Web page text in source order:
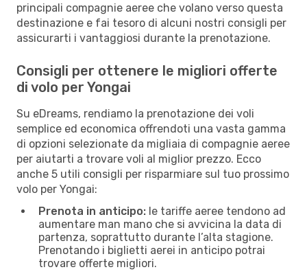
principali compagnie aeree che volano verso questa
destinazione e fai tesoro di alcuni nostri consigli per
assicurarti i vantaggiosi durante la prenotazione.
Consigli per ottenere le migliori offerte
di volo per Yongai
Su eDreams, rendiamo la prenotazione dei voli
semplice ed economica offrendoti una vasta gamma
di opzioni selezionate da migliaia di compagnie aeree
per aiutarti a trovare voli al miglior prezzo. Ecco
anche 5 utili consigli per risparmiare sul tuo prossimo
volo per Yongai:
Prenota in anticipo: le tariffe aeree tendono ad
aumentare man mano che si avvicina la data di
partenza, soprattutto durante l’alta stagione.
Prenotando i biglietti aerei in anticipo potrai
trovare offerte migliori.